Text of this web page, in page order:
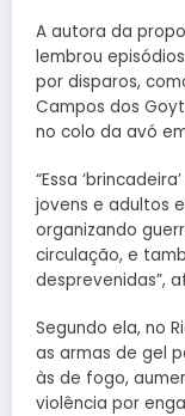
A autora da
lembrou
por disparos,
Campos dos
no colo da avó
“Essa
jovens e adultos
organizando
circulação, e
desprevenidas”,
Segundo ela, no
as armas de gel
às de fogo,
violência por